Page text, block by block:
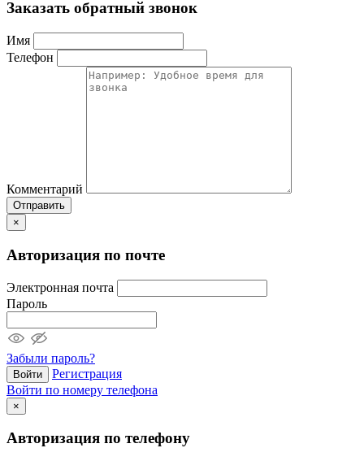
Заказать обратный звонок
Имя
Телефон
Комментарий
Отправить
×
Авторизация по почте
Электронная почта
Пароль
Забыли пароль?
Войти
Регистрация
Войти по номеру телефона
×
Авторизация по телефону